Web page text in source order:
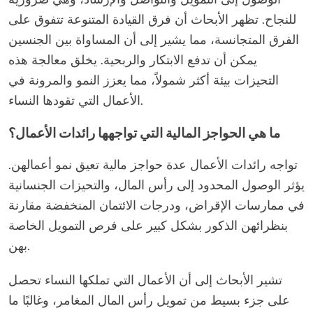
للنجاح. تظهر الأبحاث أن فرق القيادة المتنوعة تتفوق على
الفرق المتجانسة، مما يشير إلى أن المساواة بين الجنسين
يمكن أن تدفع الابتكار والربحية. يخلق معالجة هذه
التحيزات بيئة أكثر شمولاً، مما يعزز النمو والمرونة في
الأعمال التي تقودها النساء.
ما هي الحواجز المالية التي تواجهها رائدات الأعمال؟
تواجه رائدات الأعمال عدة حواجز مالية تعيق نمو أعمالهن.
يؤثر الوصول المحدود إلى رأس المال، والتحيزات الجنسانية
في ممارسات الإقراض، ودرجات الائتمان المنخفضة مقارنة
بنظرائهن الذكور بشكل كبير على فرص التمويل الخاصة
بهن.
تشير الأبحاث إلى أن الأعمال التي تملكها النساء تحصل
على جزء بسيط من تمويل رأس المال المغامر، وغالبًا ما